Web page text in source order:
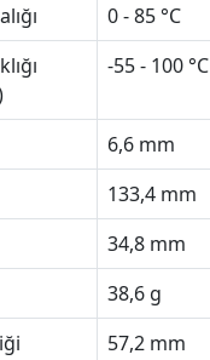
0 - 85 °C
-55 - 100 °C
6,6 mm
133,4 mm
34,8 mm
38,6 g
57,2 mm